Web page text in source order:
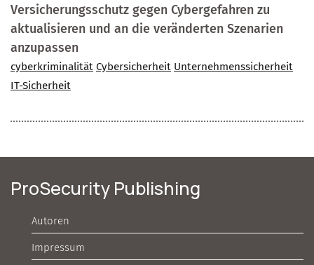
Versicherungsschutz gegen Cybergefahren zu
aktualisieren und an die veränderten Szenarien
anzupassen
cyberkriminalität Cybersicherheit Unternehmenssicherheit
IT-Sicherheit
ProSecurity Publishing
Autoren
Impressum